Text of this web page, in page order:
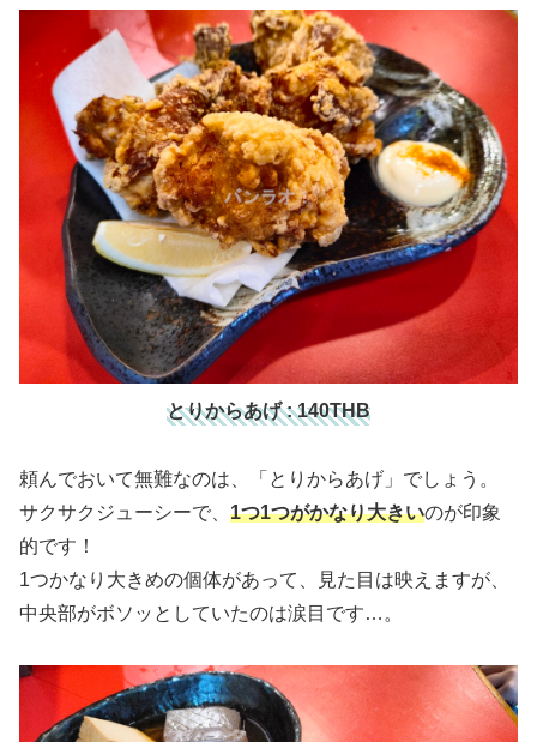
とりからあげ : 140THB
頼んでおいて無難なのは、「とりからあげ」でしょう。
サクサクジューシーで、 1つ1つがかなり大きいのが印象
的です！
1つかなり大きめの個体があって、見た目は映えますが、
中央部がボソッとしていたのは涙目です…。